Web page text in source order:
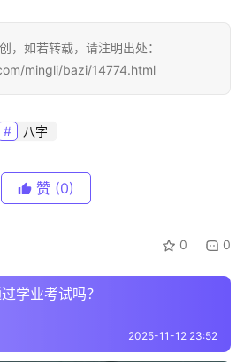
，如若转载，请注明出处：
mingli/bazi/14774.html
八字
赞 (0)
0 0
学业考试吗？
2025-11-12 23:52